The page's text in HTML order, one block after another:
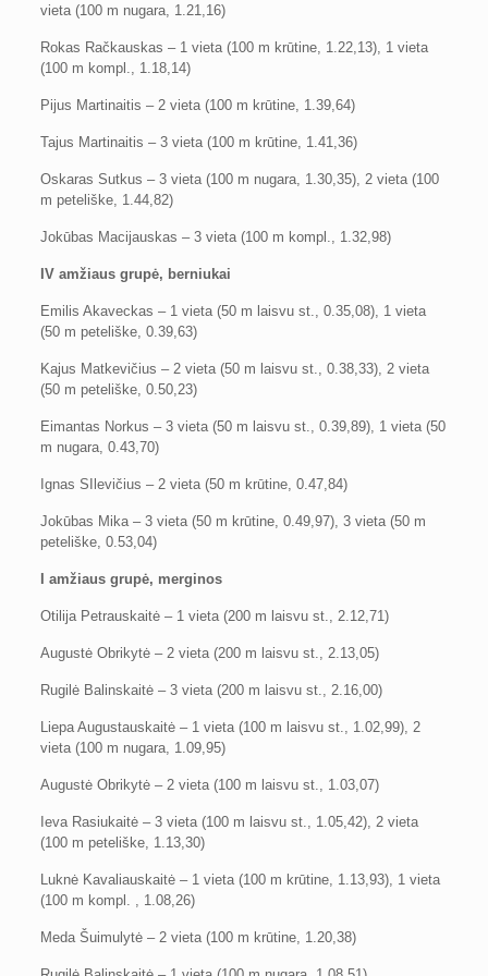
vieta (100 m nugara, 1.21,16)
Rokas Račkauskas – 1 vieta (100 m krūtine, 1.22,13), 1 vieta
(100 m kompl., 1.18,14)
Pijus Martinaitis – 2 vieta (100 m krūtine, 1.39,64)
Tajus Martinaitis – 3 vieta (100 m krūtine, 1.41,36)
Oskaras Sutkus – 3 vieta (100 m nugara, 1.30,35), 2 vieta (100
m peteliške, 1.44,82)
Jokūbas Macijauskas – 3 vieta (100 m kompl., 1.32,98)
IV amžiaus grupė, berniukai
Emilis Akaveckas – 1 vieta (50 m laisvu st., 0.35,08), 1 vieta
(50 m peteliške, 0.39,63)
Kajus Matkevičius – 2 vieta (50 m laisvu st., 0.38,33), 2 vieta
(50 m peteliške, 0.50,23)
Eimantas Norkus – 3 vieta (50 m laisvu st., 0.39,89), 1 vieta (50
m nugara, 0.43,70)
Ignas SIlevičius – 2 vieta (50 m krūtine, 0.47,84)
Jokūbas Mika – 3 vieta (50 m krūtine, 0.49,97), 3 vieta (50 m
peteliške, 0.53,04)
I amžiaus grupė, merginos
Otilija Petrauskaitė – 1 vieta (200 m laisvu st., 2.12,71)
Augustė Obrikytė – 2 vieta (200 m laisvu st., 2.13,05)
Rugilė Balinskaitė – 3 vieta (200 m laisvu st., 2.16,00)
Liepa Augustauskaitė – 1 vieta (100 m laisvu st., 1.02,99), 2
vieta (100 m nugara, 1.09,95)
Augustė Obrikytė – 2 vieta (100 m laisvu st., 1.03,07)
Ieva Rasiukaitė – 3 vieta (100 m laisvu st., 1.05,42), 2 vieta
(100 m peteliške, 1.13,30)
Luknė Kavaliauskaitė – 1 vieta (100 m krūtine, 1.13,93), 1 vieta
(100 m kompl. , 1.08,26)
Meda Šuimulytė – 2 vieta (100 m krūtine, 1.20,38)